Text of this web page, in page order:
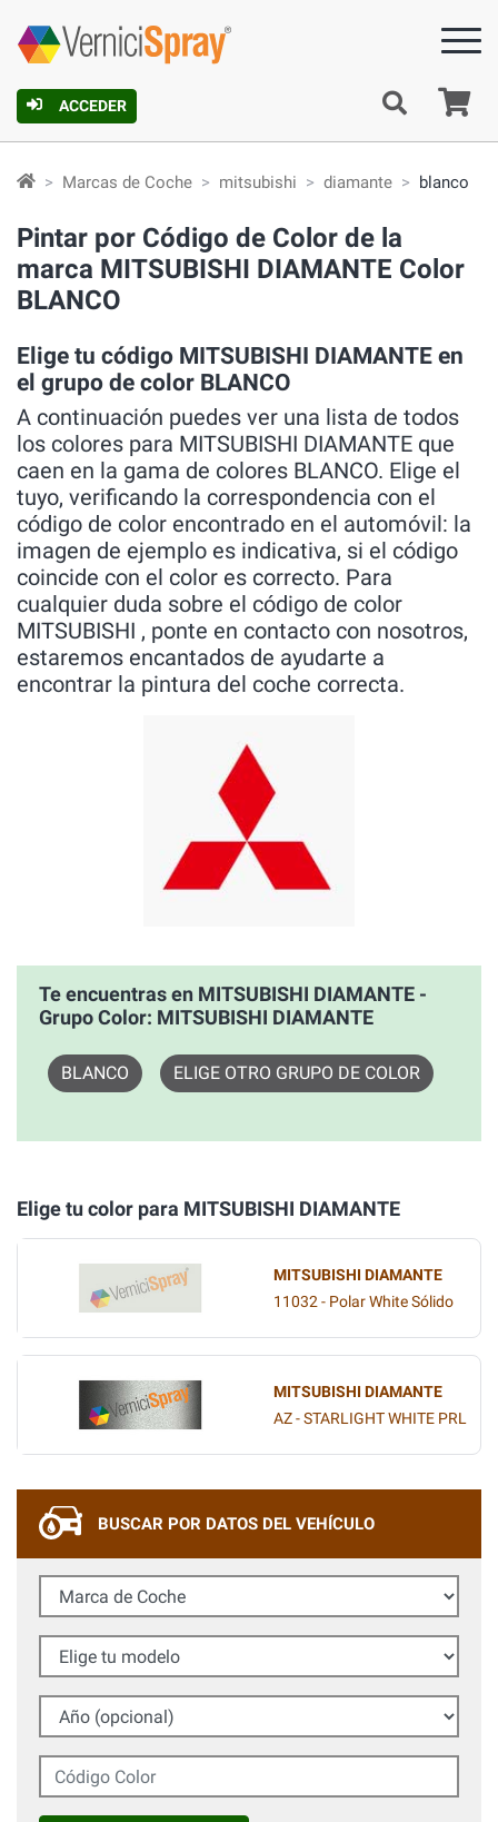
ACCEDER
Marcas de Coche mitsubishi diamante blanco
Pintar por Código de Color de la
marca MITSUBISHI DIAMANTE Color
BLANCO
Elige tu código MITSUBISHI DIAMANTE en
el grupo de color BLANCO
A continuación puedes ver una lista de todos
los colores para MITSUBISHI DIAMANTE que
caen en la gama de colores BLANCO. Elige el
tuyo, verificando la correspondencia con el
código de color encontrado en el automóvil: la
imagen de ejemplo es indicativa, si el código
coincide con el color es correcto. Para
cualquier duda sobre el código de color
MITSUBISHI , ponte en contacto con nosotros,
estaremos encantados de ayudarte a
encontrar la pintura del coche correcta.
Te encuentras en MITSUBISHI DIAMANTE -
Grupo Color: MITSUBISHI DIAMANTE
BLANCO ELIGE OTRO GRUPO DE COLOR
Elige tu color para MITSUBISHI DIAMANTE
MITSUBISHI DIAMANTE
11032 - Polar White Sólido
MITSUBISHI DIAMANTE
AZ - STARLIGHT WHITE PRL
BUSCAR POR DATOS DEL VEHÍCULO
Marca de Coche
Elige tu modelo
Año (opcional)
Código Color